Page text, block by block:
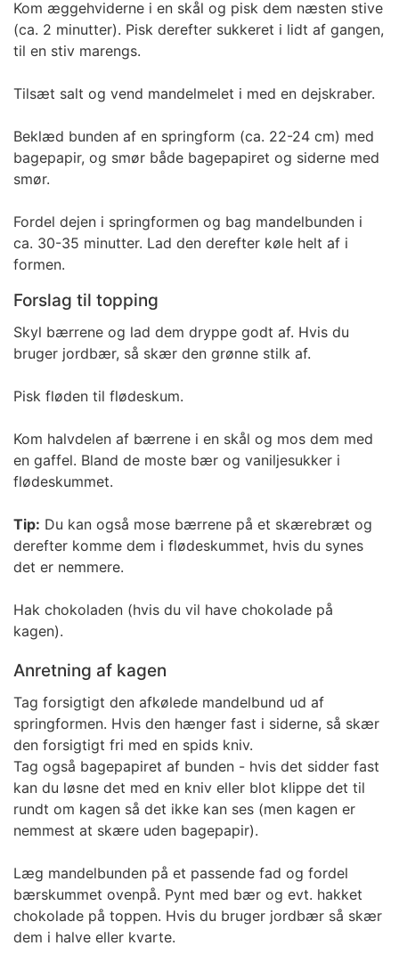
Kom æggehviderne i en skål og pisk dem næsten stive
(ca. 2 minutter). Pisk derefter sukkeret i lidt af gangen,
til en stiv marengs.
Tilsæt salt og vend mandelmelet i med en dejskraber.
Beklæd bunden af en springform (ca. 22-24 cm) med
bagepapir, og smør både bagepapiret og siderne med
smør.
Fordel dejen i springformen og bag mandelbunden i
ca. 30-35 minutter. Lad den derefter køle helt af i
formen.
Forslag til topping
Skyl bærrene og lad dem dryppe godt af. Hvis du
bruger jordbær, så skær den grønne stilk af.
Pisk fløden til flødeskum.
Kom halvdelen af bærrene i en skål og mos dem med
en gaffel. Bland de moste bær og vaniljesukker i
flødeskummet.
Tip: Du kan også mose bærrene på et skærebræt og
derefter komme dem i flødeskummet, hvis du synes
det er nemmere.
Hak chokoladen (hvis du vil have chokolade på
kagen).
Anretning af kagen
Tag forsigtigt den afkølede mandelbund ud af
springformen. Hvis den hænger fast i siderne, så skær
den forsigtigt fri med en spids kniv.
Tag også bagepapiret af bunden - hvis det sidder fast
kan du løsne det med en kniv eller blot klippe det til
rundt om kagen så det ikke kan ses (men kagen er
nemmest at skære uden bagepapir).
Læg mandelbunden på et passende fad og fordel
bærskummet ovenpå. Pynt med bær og evt. hakket
chokolade på toppen. Hvis du bruger jordbær så skær
dem i halve eller kvarte.